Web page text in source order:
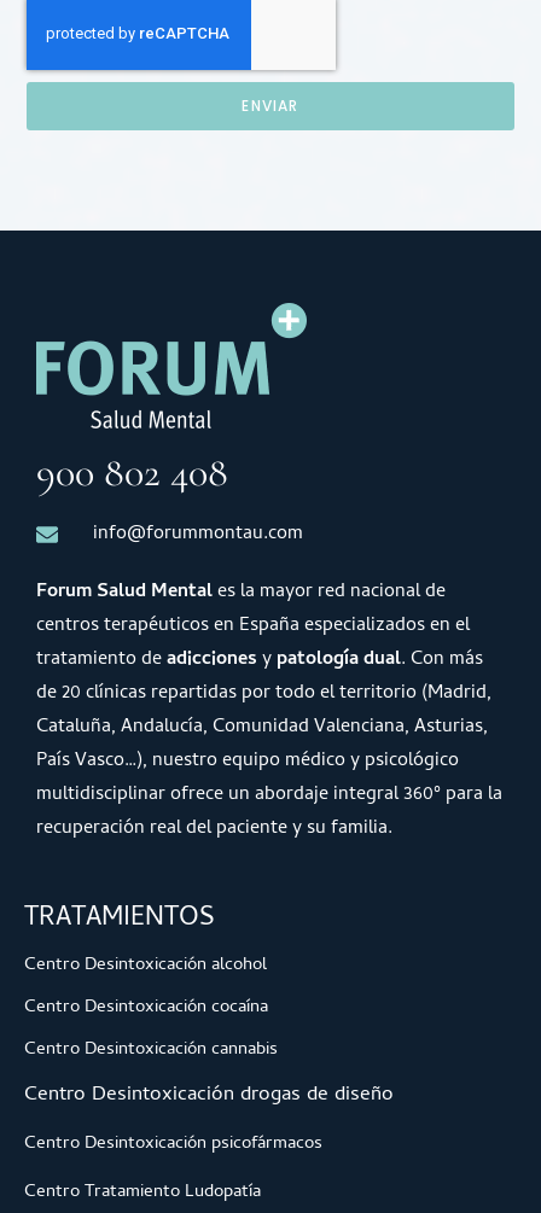
ENVIAR
900 802 408
info@forummontau.com
Forum Salud Mentales la mayor red nacional de
centros terapéuticos en España especializados en el
tratamiento deadiccionesypatología dual. Con más
de 20 clínicas repartidas por todo el territorio (Madrid,
Cataluña, Andalucía, Comunidad Valenciana, Asturias,
País Vasco…), nuestro equipo médico y psicológico
multidisciplinar ofrece un abordaje integral 360º para la
recuperación real del paciente y su familia.
TRATAMIENTOS
Centro Desintoxicación alcohol
Centro Desintoxicación cocaína
Centro Desintoxicación cannabis
Centro Desintoxicación drogas de diseño
Centro Desintoxicación psicofármacos
Centro Tratamiento Ludopatía